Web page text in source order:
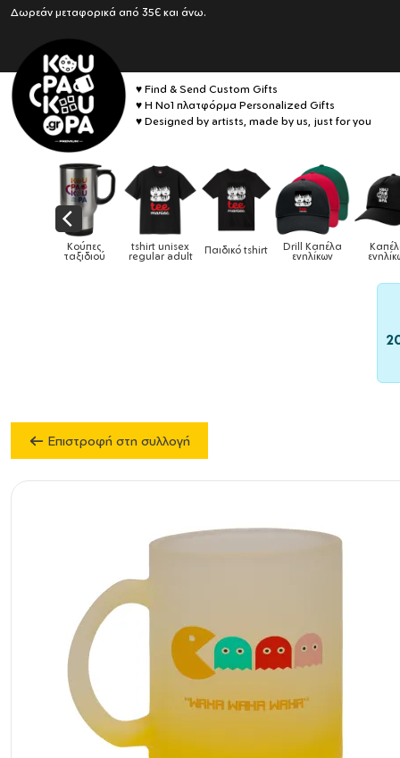
Δωρεάν μεταφορικά από 35€ και άνω.
♥ Find & Send Custom Gifts
♥ Η No1 πλατφόρμα Personalized Gifts
♥ Designed by artists, made by us, just for you
Drill Καπέλα
ενηλίκων
Καπέλα
ενηλίκων Καπέλα παιδικά Κούπες Κούπες
Επιστροφή στη συλλογή